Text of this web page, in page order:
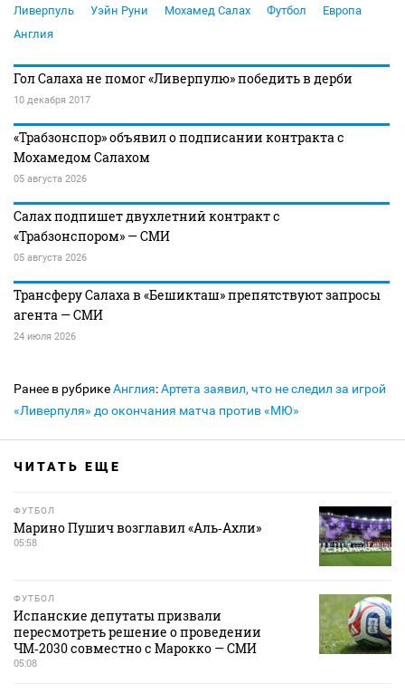
Ливерпуль Уэйн Руни Мохамед Салах Футбол
Европа
Англия
Гол Салаха не помог «Ливерпулю» победить в дерби
10 декабря 2017
«Трабзонспор» объявил о подписании контракта с
Мохамедом Салахом
05 августа 2026
Салах подпишет двухлетний контракт с
«Трабзонспором» — СМИ
05 августа 2026
Трансферу Салаха в «Бешикташ» препятствуют запросы
агента — СМИ
24 июля 2026
Ранее в рубрикеАнглия:Артета заявил, что не следил за игрой
«Ливерпуля» до окончания матча против «МЮ»
ЧИТАТЬ ЕЩЕ
ФУТБОЛ
Марино Пушич возглавил «Аль‑Ахли»
05:58
ФУТБОЛ
Испанские депутаты призвали
пересмотреть решение о проведении
ЧМ‑2030 совместно с Марокко — СМИ
05:08